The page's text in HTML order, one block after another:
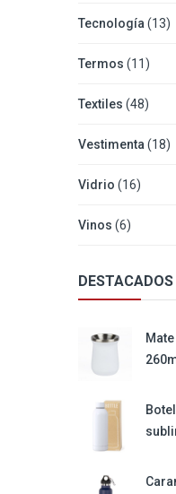
Tecnología (13)
Termos (11)
Textiles (48)
Vestimenta (18)
Vidrio (16)
Vinos (6)
DESTACADOS